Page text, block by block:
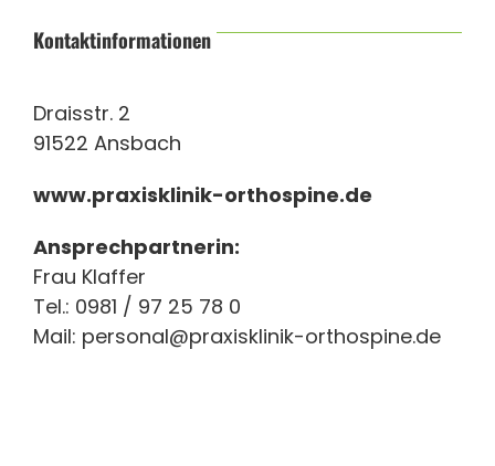
Kontaktinformationen
Draisstr. 2
91522 Ansbach
www.praxisklinik-orthospine.de
Ansprechpartnerin:
Frau Klaffer
Tel.: 0981 / 97 25 78 0
Mail: personal@praxisklinik-orthospine.de